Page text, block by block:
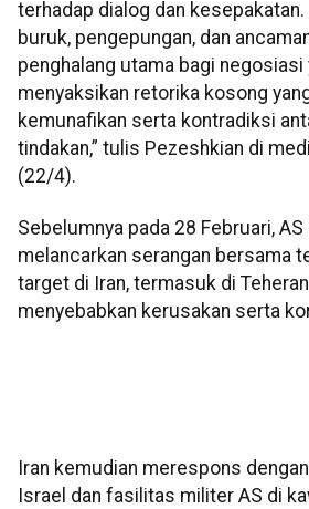
terhadap dialog dan kesepakatan.
buruk, pengepungan, dan
penghalang utama bagi negosiasi
menyaksikan retorika kosong
kemunafikan serta kontradiksi
tindakan,” tulis Pezeshkian di
(22/4).
Sebelumnya pada 28 Februari, AS
melancarkan serangan bersama
target di Iran, termasuk di
menyebabkan kerusakan serta
Iran kemudian merespons
Israel dan fasilitas militer AS di